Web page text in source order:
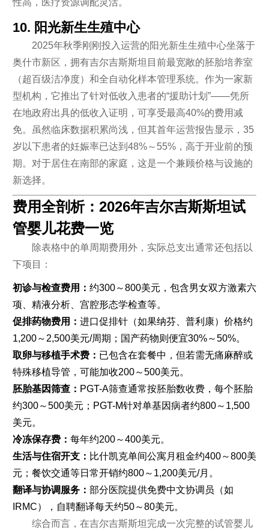
性高，医疗资源调配灵活。
10. 阳光新生生殖中心
2025年秋季刚刚投入运营的阳光新生生殖中心坐落于
奥什市新区，拥有吉尔吉斯斯坦目前最宽敞的胚胎培养室
（超百级洁净度）和全自动化样本管理系统。作为一家新
型机构，它推出了针对低收入患者的“援助计划”——凭所
在地政府出具的低收入证明，可享受最高40%的费用减
免。虽然临床数据积累尚浅，但其首年运营报告显示，35
岁以下患者的妊娠率已达到48%～55%，高于开业前的预
期。对于居住在南部的家庭，这是一个兼顾价格与设施的
新选择。
费用全剖析：2026年吉尔吉斯斯坦试
管婴儿花费一览
除表格中的单周期费用外，实际总支出通常还包括以
下项目：
初诊与检查费用： 约300～800美元，包含男女双方激素六
项、精液分析、宫腔形态学检查等。
促排药物费用： 进口促排针（如果纳芬、普利康）价格约
1,200～2,500美元/周期；国产药物则便宜30%～50%。
取卵与移植手术费： 已包含在套餐中，但若需无痛麻醉或
特殊移植导管，可能加收200～500美元。
胚胎基因筛查： PGT-A筛查通常按胚胎数收费，每个胚胎
约300～500美元；PGT-M针对单基因病者约800～1,500
美元。
冷冻保存费： 每年约200～400美元。
生活与住宿开支： 比什凯克单间公寓月租金约400～800美
元；餐饮交通等日常开销约800～1,200美元/月。
翻译与协调服务： 部分医院提供免费中文协调员（如
IRMC），自聘翻译每天约50～80美元。
综合而言，在吉尔吉斯斯坦完成一次完整的试管婴儿